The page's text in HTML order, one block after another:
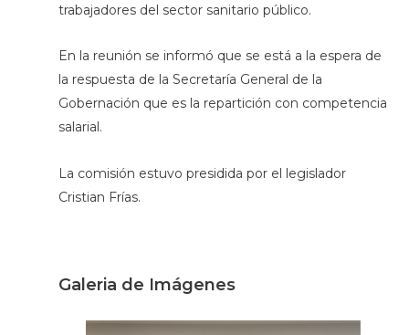
trabajadores del sector sanitario público.
En la reunión se informó que se está a la espera de
la respuesta de la Secretaría General de la
Gobernación que es la repartición con competencia
salarial.
La comisión estuvo presidida por el legislador
Cristian Frías.
Galeria de Imágenes